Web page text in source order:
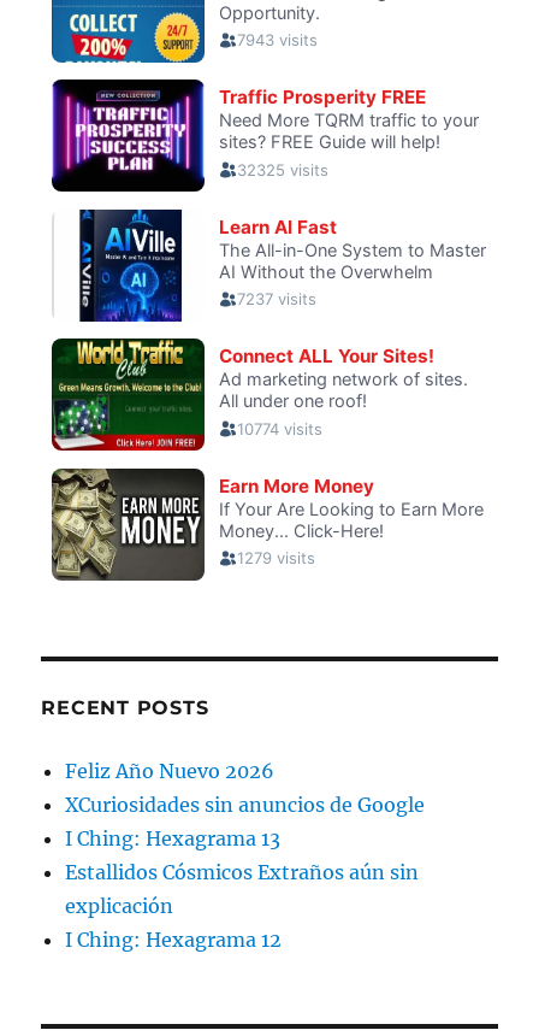
RECENT POSTS
Feliz Año Nuevo 2026
XCuriosidades sin anuncios de Google
I Ching: Hexagrama 13
Estallidos Cósmicos Extraños aún sin
explicación
I Ching: Hexagrama 12